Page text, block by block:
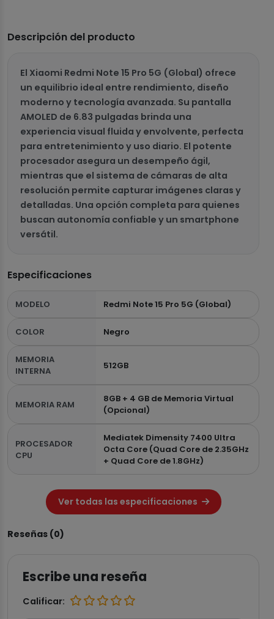
Descripción del producto
El Xiaomi Redmi Note 15 Pro 5G (Global) ofrece
un equilibrio ideal entre rendimiento, diseño
moderno y tecnología avanzada. Su pantalla
AMOLED de 6.83 pulgadas brinda una
experiencia visual fluida y envolvente, perfecta
para entretenimiento y uso diario. El potente
procesador asegura un desempeño ágil,
mientras que el sistema de cámaras de alta
resolución permite capturar imágenes claras y
detalladas. Una opción completa para quienes
buscan autonomía confiable y un smartphone
versátil.
Especificaciones
MODELO Redmi Note 15 Pro 5G (Global)
COLOR Negro
MEMORIA
INTERNA
512GB
MEMORIA RAM
8GB + 4 GB de Memoria Virtual
(Opcional)
PROCESADOR
CPU
Mediatek Dimensity 7400 Ultra
Octa Core (Quad Core de 2.35GHz
+ Quad Core de 1.8GHz)
Ver todas las especificaciones
Reseñas (0)
Escribe una reseña
Calificar: